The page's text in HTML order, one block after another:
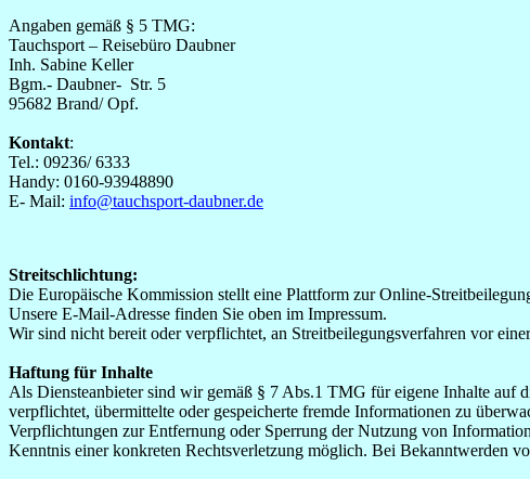
Angaben gemäß § 5 TMG:
Tauchsport – Reisebüro Daubner
Inh. Sabine Keller
Bgm.- Daubner- Str. 5
95682 Brand/ Opf.
Kontakt:
Tel.: 09236/ 6333
Handy: 0160-93948890
E- Mail: info@tauchsport-daubner.de
Streitschlichtung:
Die Europäische Kommission stellt eine Plattform zur Online-
Unsere E-Mail-Adresse finden Sie oben im Impressum.
Wir sind nicht bereit oder verpflichtet, an Streitbeilegungsverfahren vor
Haftung für Inhalte
Als Diensteanbieter sind wir gemäß § 7 Abs.1 TMG für eigene Inhalte auf
verpflichtet, übermittelte oder gespeicherte fremde Informationen zu
Verpflichtungen zur Entfernung oder Sperrung der Nutzung von
Kenntnis einer konkreten Rechtsverletzung möglich. Bei Bekanntwerden